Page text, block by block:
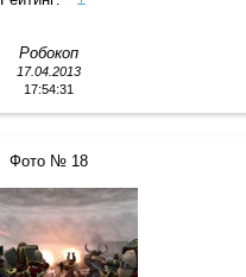
Робокоп
17.04.2013
17:54:31
Фото № 18